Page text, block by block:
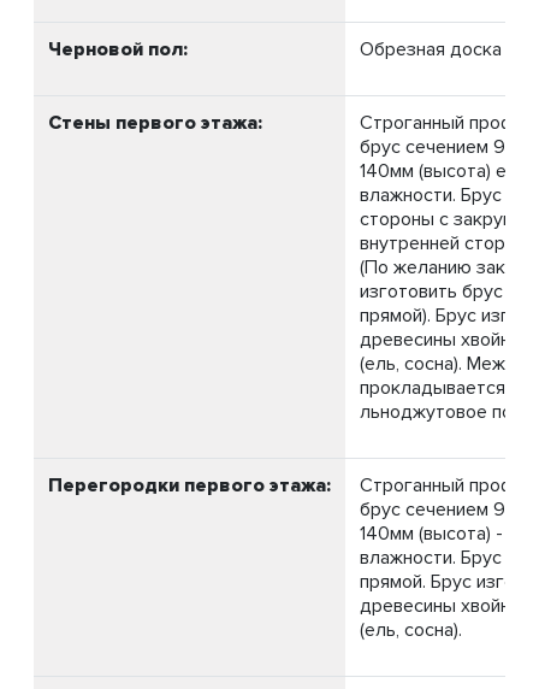
Черновой пол: Обрезная доска
Стены первого этажа:
Строганный
брус сечением
140мм (высота)
влажности. Брус с
стороны с
внутренней
(По желанию
изготовить брус с
прямой). Брус
древесины хвойных
(ель, сосна). Между
прокладывается
льноджутовое
Перегородки первого этажа:
Строганный
брус сечением
140мм (высота) -
влажности. Брус с
прямой. Брус
древесины хвойных
(ель, сосна).